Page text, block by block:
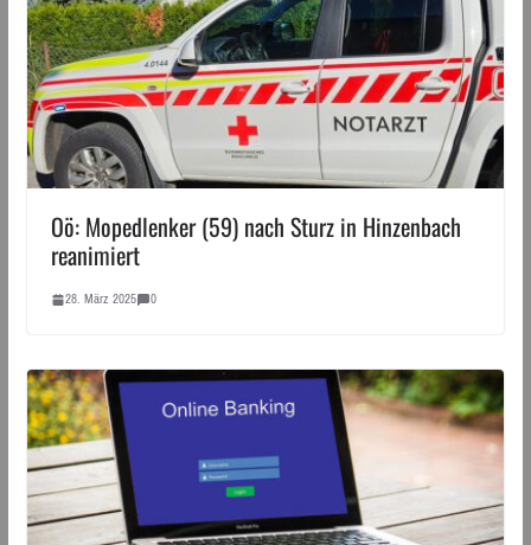
Oö: Mopedlenker (59) nach Sturz in Hinzenbach
reanimiert
28. März 2025 0